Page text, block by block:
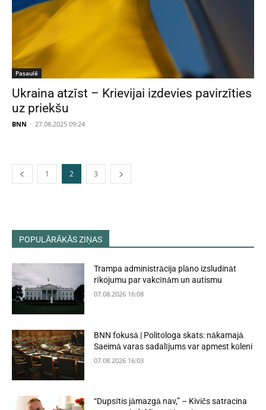
Pasaulē
Ukraina atzīst – Krievijai izdevies pavirzīties
uz priekšu
BNN - 27.08.2025 09:24
1 2 3
POPULĀRĀKĀS ZIŅAS
Trampa administrācija plāno izsludināt
rīkojumu par vakcīnām un autismu
07.08.2026 16:08
BNN fokusā | Politologa skats: nākamajā
Saeimā varas sadalījums var apmest kūleni
07.08.2026 16:03
“Dupsītis jāmazgā nav,” – Kivičs satracina